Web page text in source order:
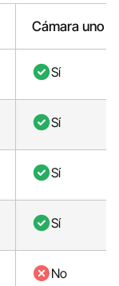
Cámara uno a
Sí
Sí
Sí
Sí
No